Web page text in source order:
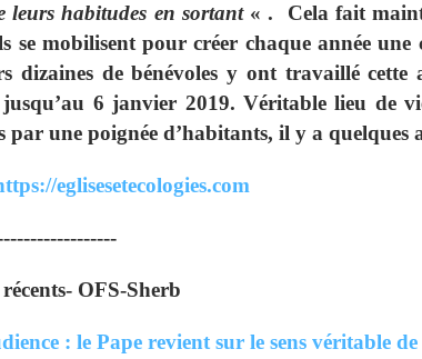
leurs habitudes en sortant « . Cela fait
se mobilisent pour créer chaque année une
dizaines de bénévoles y ont travaillé cette
jusqu’au 6 janvier 2019. Véritable lieu de
par une poignée d’habitants, il y a quelques
eglisesetecologies.com
OFS-Sherb
: le Pape revient sur le sens véritable